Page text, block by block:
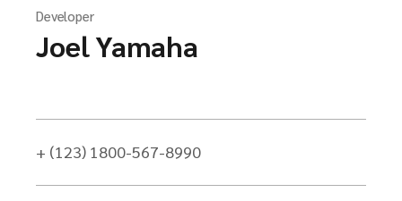
Developer
Joel Yamaha
+ (123) 1800-567-8990